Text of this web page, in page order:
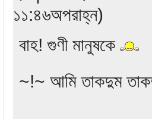
১১:৪৬অপরাহ্ন)
বাহ! গুণী মানুষকে
~!~ আমি তাকদুম